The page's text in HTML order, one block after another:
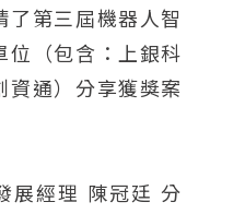
了第三屆機器人智
位（包含：上銀科
資通）分享獲獎案
展經理 陳冠廷 分